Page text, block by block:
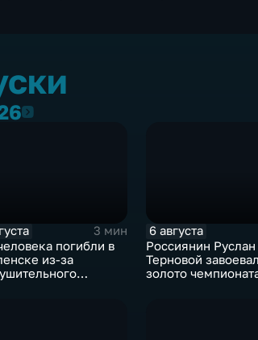
2026
3 мин
погибли в
из-за
6 августа
Россиянин Руслан
Терновой завоевал
золото